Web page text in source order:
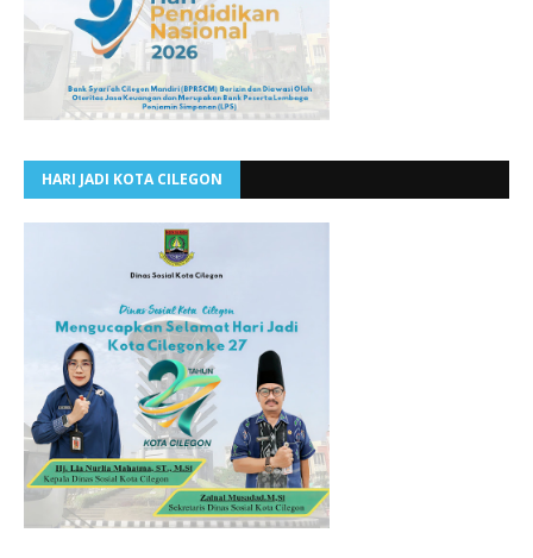
HARI JADI KOTA CILEGON